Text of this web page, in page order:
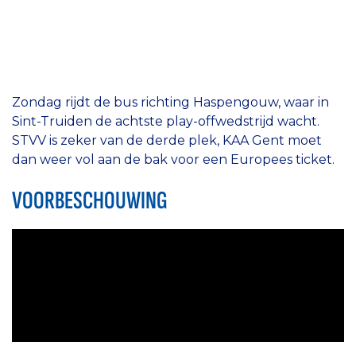
Zondag rijdt de bus richting Haspengouw, waar in
Sint-Truiden de achtste play-offwedstrijd wacht.
STVV is zeker van de derde plek, KAA Gent moet
dan weer vol aan de bak voor een Europees ticket.
VOORBESCHOUWING